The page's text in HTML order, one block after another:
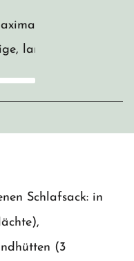
12
lange
Schlafsack: in
(3